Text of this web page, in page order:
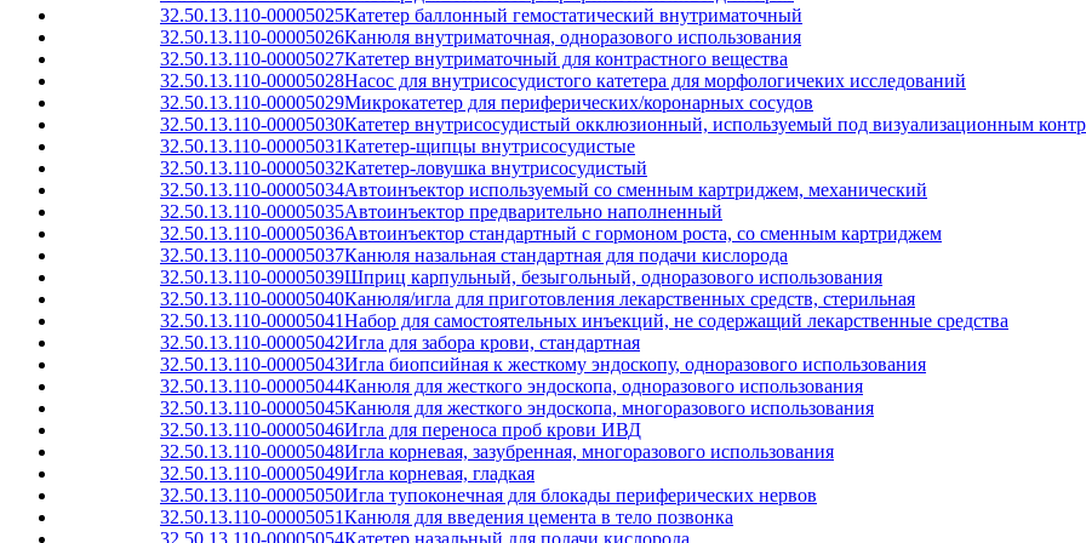
32.50.13.110-00005025Катетер баллонный гемостатический внутриматочный
32.50.13.110-00005026Канюля внутриматочная, одноразового использования
32.50.13.110-00005027Катетер внутриматочный для контрастного вещества
32.50.13.110-00005028Насос для внутрисосудистого катетера для морфологичеких исследований
32.50.13.110-00005029Микрокатетер для периферических/коронарных сосудов
32.50.13.110-00005030Катетер внутрисосудистый окклюзионный, используемый под визуализационным
32.50.13.110-00005031Катетер-щипцы внутрисосудистые
32.50.13.110-00005032Катетер-ловушка внутрисосудистый
32.50.13.110-00005034Автоинъектор используемый со сменным картриджем, механический
32.50.13.110-00005035Автоинъектор предварительно наполненный
32.50.13.110-00005036Автоинъектор стандартный с гормоном роста, со сменным картриджем
32.50.13.110-00005037Канюля назальная стандартная для подачи кислорода
32.50.13.110-00005039Шприц карпульный, безыгольный, одноразового использования
32.50.13.110-00005040Канюля/игла для приготовления лекарственных средств, стерильная
32.50.13.110-00005041Набор для самостоятельных инъекций, не содержащий лекарственные средства
32.50.13.110-00005042Игла для забора крови, стандартная
32.50.13.110-00005043Игла биопсийная к жесткому эндоскопу, одноразового использования
32.50.13.110-00005044Канюля для жесткого эндоскопа, одноразового использования
32.50.13.110-00005045Канюля для жесткого эндоскопа, многоразового использования
32.50.13.110-00005046Игла для переноса проб крови ИВД
32.50.13.110-00005048Игла корневая, зазубренная, многоразового использования
32.50.13.110-00005049Игла корневая, гладкая
32.50.13.110-00005050Игла тупоконечная для блокады периферических нервов
32.50.13.110-00005051Канюля для введения цемента в тело позвонка
32.50.13.110-00005054Катетер назальный для подачи кислорода